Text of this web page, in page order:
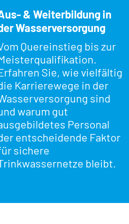
& Weiterbildung in
Wasserversorgung
Quereinstieg bis zur
Sie, wie vielfältig
Karrierewege in der
sind
warum gut
Personal
entscheidende Faktor
sichere
bleibt.